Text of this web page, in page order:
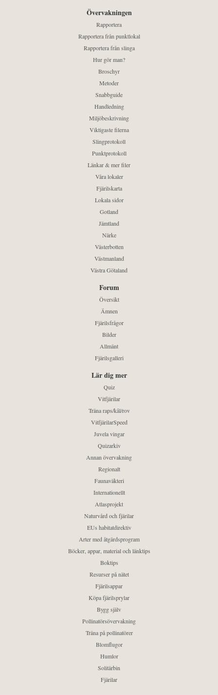
Övervakningen
Rapportera
Rapportera från punktlokal
Rapportera från slinga
Hur gör man?
Broschyr
Metoder
Snabbguide
Handledning
Miljöbeskrivning
Viktigaste filerna
Slingprotokoll
Punktprotokoll
Länkar & mer filer
Våra lokaler
Fjärilskarta
Lokala sidor
Gotland
Jämtland
Närke
Västerbotten
Västmanland
Västra Götaland
Forum
Översikt
Ämnen
Fjärilsfrågor
Bilder
Allmänt
Fjärilsgalleri
Lär dig mer
Quiz
Vitfjärilar
Träna raps/kål/rov
VitfjärilarSpeed
Juvela vingar
Quizarkiv
Annan övervakning
Regionalt
Faunaväkteri
Internationellt
Atlasprojekt
Naturvård och fjärilar
EUs habitatdirektiv
Arter med åtgärdsprogram
Böcker, appar, material och länktips
Boktips
Resurser på nätet
Fjärilsappar
Köpa fjärilsprylar
Bygg själv
Pollinatörsövervakning
Träna på pollinatörer
Blomflugor
Humlor
Solitärbin
Fjärilar